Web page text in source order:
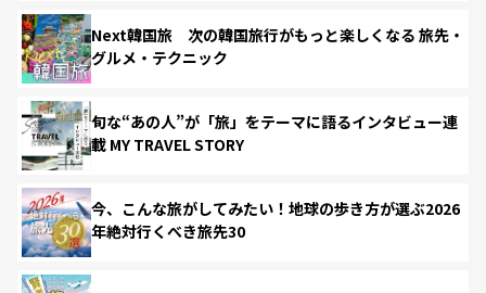
Next韓国旅 次の韓国旅行がもっと楽しくなる 旅先・
グルメ・テクニック
旬な“あの人”が「旅」をテーマに語るインタビュー連
載 MY TRAVEL STORY
今、こんな旅がしてみたい！地球の歩き方が選ぶ2026
年絶対行くべき旅先30